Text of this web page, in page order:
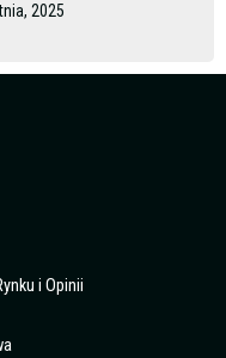
2025
i Opinii